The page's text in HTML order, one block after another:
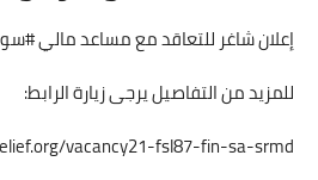
إعلان شاغر للتعاقد مع مساعد مالي
للمزيد من التفاصيل يرجى زيارة الرابط:
vacancy21-fsl87-fin-sa-srmd/